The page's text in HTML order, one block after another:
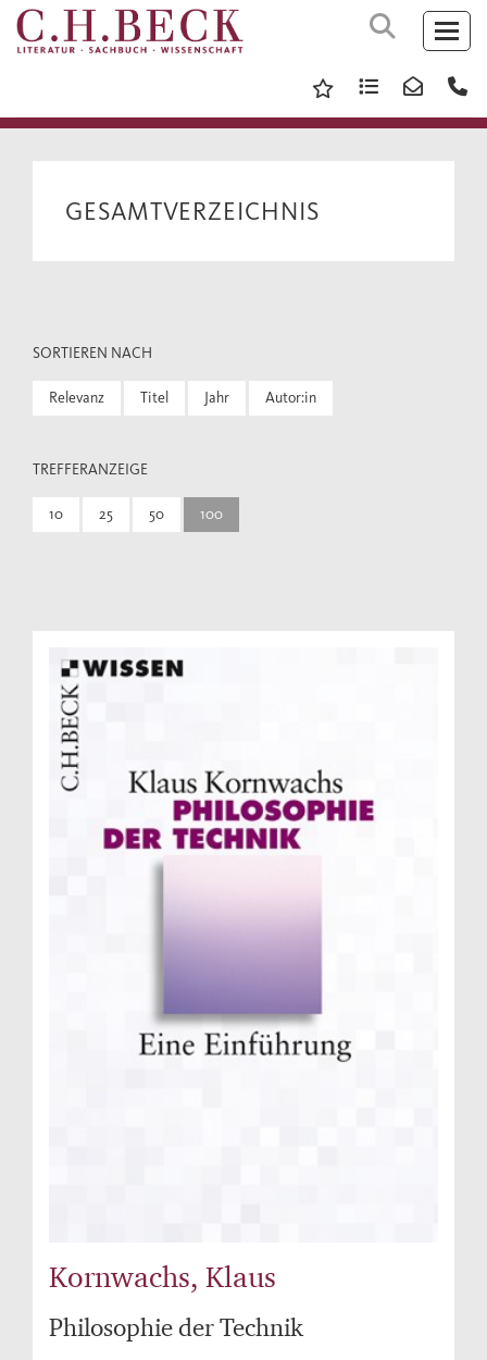
GESAMTVERZEICHNIS
SORTIEREN NACH
Relevanz Titel Jahr Autor:in
TREFFERANZEIGE
10 25 50 100
Kornwachs, Klaus
Philosophie der Technik